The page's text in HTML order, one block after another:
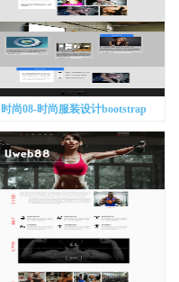
时尚08-时尚服装设计bootstrap